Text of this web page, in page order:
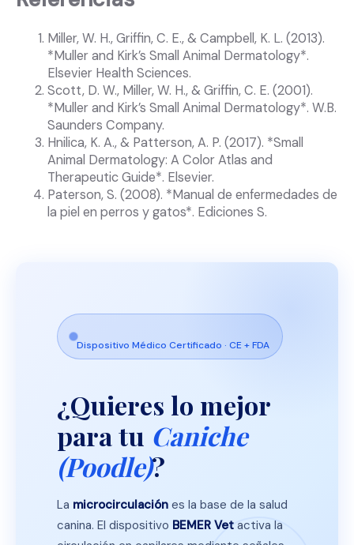
Miller, W. H., Griffin, C. E., & Campbell, K. L. (2013).
*Muller and Kirk’s Small Animal Dermatology*.
Elsevier Health Sciences.
Scott, D. W., Miller, W. H., & Griffin, C. E. (2001).
*Muller and Kirk’s Small Animal Dermatology*. W.B.
Saunders Company.
Hnilica, K. A., & Patterson, A. P. (2017). *Small
Animal Dermatology: A Color Atlas and
Therapeutic Guide*. Elsevier.
Paterson, S. (2008). *Manual de enfermedades de
la piel en perros y gatos*. Ediciones S.
Dispositivo Médico Certificado · CE + FDA
¿Quieres lo mejor
para tu Caniche
(Poodle)?
La microcirculación es la base de la salud
canina. El dispositivo BEMER Vet activa la